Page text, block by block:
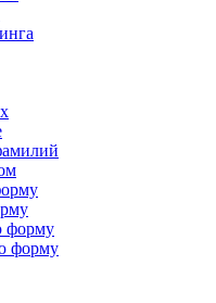
форму
форму